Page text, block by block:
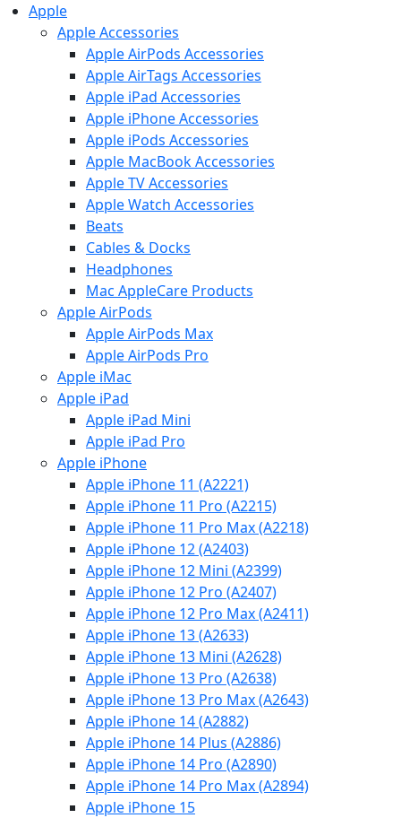
Apple
Apple Accessories
Apple AirPods Accessories
Apple AirTags Accessories
Apple iPad Accessories
Apple iPhone Accessories
Apple iPods Accessories
Apple MacBook Accessories
Apple TV Accessories
Apple Watch Accessories
Beats
Cables & Docks
Headphones
Mac AppleCare Products
Apple AirPods
Apple AirPods Max
Apple AirPods Pro
Apple iMac
Apple iPad
Apple iPad Mini
Apple iPad Pro
Apple iPhone
Apple iPhone 11 (A2221)
Apple iPhone 11 Pro (A2215)
Apple iPhone 11 Pro Max (A2218)
Apple iPhone 12 (A2403)
Apple iPhone 12 Mini (A2399)
Apple iPhone 12 Pro (A2407)
Apple iPhone 12 Pro Max (A2411)
Apple iPhone 13 (A2633)
Apple iPhone 13 Mini (A2628)
Apple iPhone 13 Pro (A2638)
Apple iPhone 13 Pro Max (A2643)
Apple iPhone 14 (A2882)
Apple iPhone 14 Plus (A2886)
Apple iPhone 14 Pro (A2890)
Apple iPhone 14 Pro Max (A2894)
Apple iPhone 15